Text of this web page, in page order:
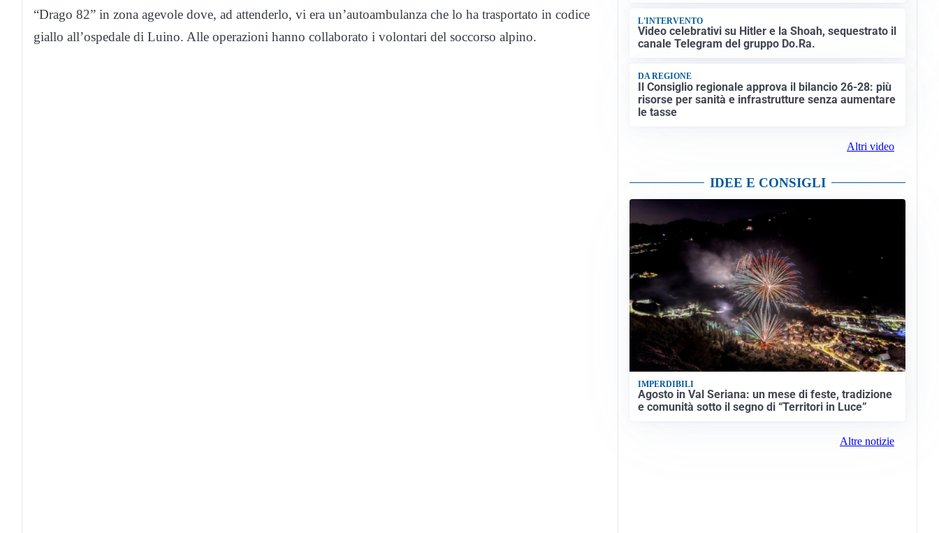
“Drago 82” in zona agevole dove, ad attenderlo, vi era un’autoambulanza che lo ha trasportato in codice
giallo all’ospedale di Luino. Alle operazioni hanno collaborato i volontari del soccorso alpino.
L'INTERVENTO
Video celebrativi su Hitler e la Shoah, sequestrato il
canale Telegram del gruppo Do.Ra.
DA REGIONE
Il Consiglio regionale approva il bilancio 26-28: più
risorse per sanità e infrastrutture senza aumentare
le tasse
Altri video
IDEE E CONSIGLI
IMPERDIBILI
Agosto in Val Seriana: un mese di feste, tradizione
e comunità sotto il segno di “Territori in Luce”
Altre notizie